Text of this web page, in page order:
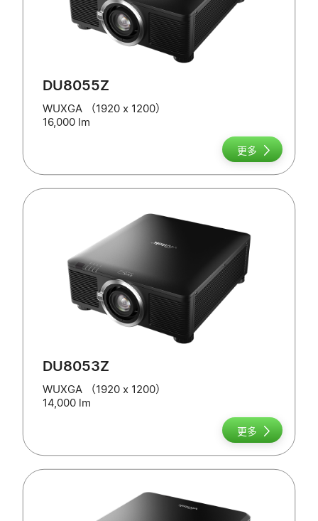
DU8055Z
WUXGA （1920 x 1200）
16,000 lm
更多
DU8053Z
WUXGA （1920 x 1200）
14,000 lm
更多